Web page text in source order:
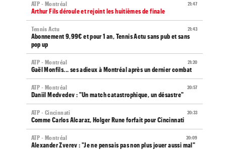
21:47
ATP - Montréal
Arthur Fils déroule et rejoint les huitièmes de finale
21:43
Tennis Actu
Abonnement 9,99€ et pour 1 an, Tennis Actu sans pub et sans
pop up
21:20
ATP - Montréal
Gaël Monfils... ses adieux à Montréal après un dernier combat
20:57
ATP - Montréal
Daniil Medvedev : "Un match catastrophique, un désastre"
20:33
ATP - Cincinnati
Comme Carlos Alcaraz, Holger Rune forfait pour Cincinnati
20:09
ATP - Montréal
Alexander Zverev : "Je ne pensais pas non plus jouer aussi mal"